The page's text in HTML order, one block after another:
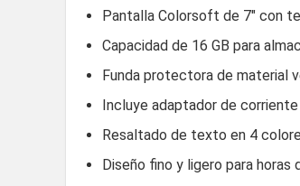
Pantalla Colorsoft de 7″ con
Capacidad de 16 GB para
Funda protectora de material
Incluye adaptador de
Resaltado de texto en 4
Diseño fino y ligero para